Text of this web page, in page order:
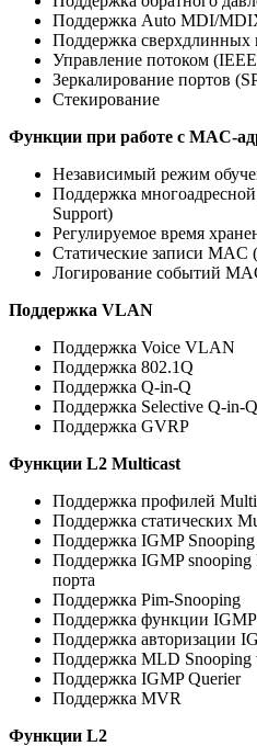
Поддержка Auto MDI/
Поддержка сверхдлинных
Управление потоком
Зеркалирование портов
Стекирование
Функции при работе с МAC-
Независимый режим
Поддержка
Support)
Регулируемое время
Статические записи MAC
Логирование событий
Поддержка VLAN
Поддержка Voice VLAN
Поддержка 802.1Q
Поддержка Q-in-Q
Поддержка Selective Q-in-Q
Поддержка GVRP
Функции L2 Multicast
Поддержка профилей
Поддержка статических
Поддержка IGMP
Поддержка IGMP snooping
порта
Поддержка Pim-Snooping
Поддержка функции
Поддержка авторизации
Поддержка MLD Snooping
Поддержка IGMP Querier
Поддержка MVR
Функции L2